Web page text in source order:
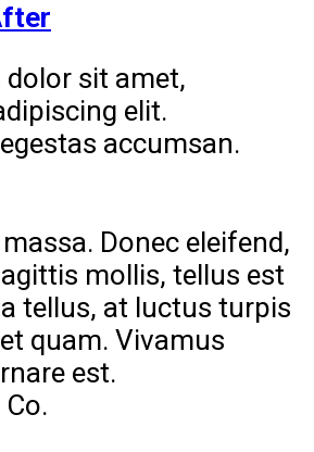
sit amet,
elit.
accumsan.
Donec eleifend,
mollis, tellus est
tellus, at luctus turpis
quam. Vivamus
est.